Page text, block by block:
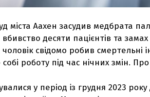
міста Аахен засудив медбрата
вбивство десяти пацієнтів та
свідомо робив смертельні
роботу під час нічних змін.
у період із грудня 2023